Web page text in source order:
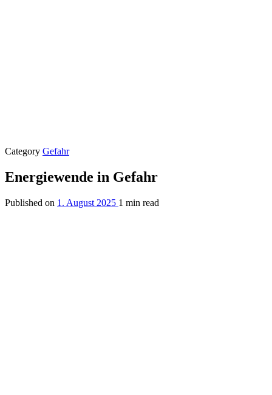
Category Gefahr
Energiewende in Gefahr
Published on 1. August 2025 1 min read